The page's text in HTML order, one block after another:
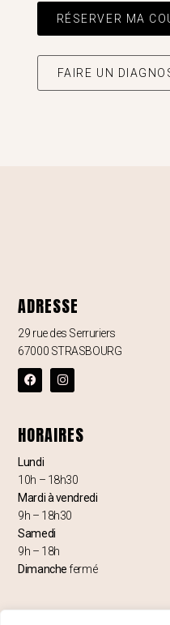
RÉSERVER MA
FAIRE UN
ADRESSE
29 rue des Serruriers
67000 STRASBOURG
HORAIRES
Lundi
10h – 18h30
Mardi à vendredi
9h – 18h30
Samedi
9h – 18h
Dimanche fermé